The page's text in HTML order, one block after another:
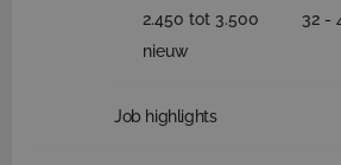
2.450 tot 3.500 32 -
nieuw
Job highlights